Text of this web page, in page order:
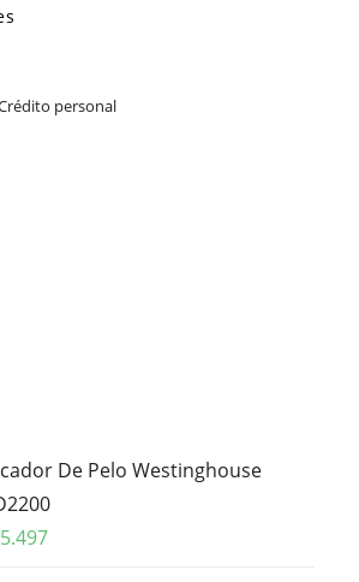
personal
De Pelo Westinghouse